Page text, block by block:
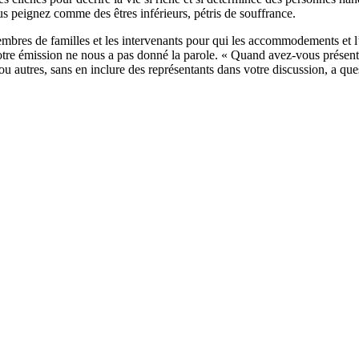
comme des êtres inférieurs, pétris de souffrance.
de familles et les intervenants pour qui les accommodements et
émission ne nous a pas donné la parole. « Quand avez-vous
autres, sans en inclure des représentants dans votre discussion, a